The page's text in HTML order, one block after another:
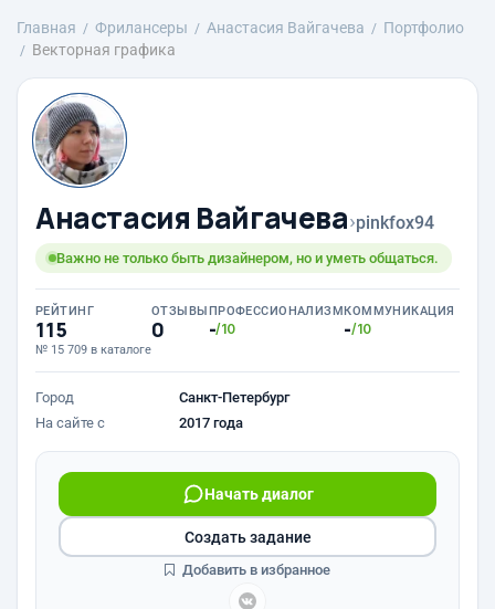
Главная Фрилансеры Анастасия Вайгачева
Портфолио
Векторная графика
Анастасия Вайгачева›pinkfox94
Важно не только быть дизайнером, но и уметь общаться.
РЕЙТИНГ
115
№ 15 709 в каталоге
ОТЗЫВЫ
0
ПРОФЕССИОНАЛИЗМ
-/10
КОММУНИКАЦИЯ
-/10
Город
Санкт-Петербург
На сайте с
2017 года
Начать диалог
Создать задание
Добавить в избранное